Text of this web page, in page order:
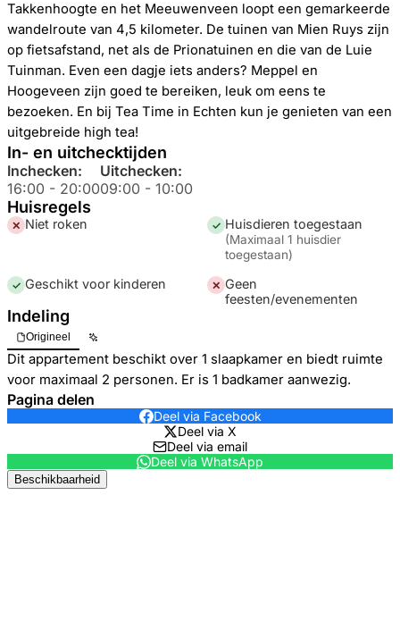
Takkenhoogte en het Meeuwenveen loopt een gemarkeerde
wandelroute van 4,5 kilometer. De tuinen van Mien Ruys zijn
op fietsafstand, net als de Prionatuinen en die van de Luie
Tuinman. Even een dagje iets anders? Meppel en
Hoogeveen zijn goed te bereiken, leuk om eens te
bezoeken. En bij Tea Time in Echten kun je genieten van een
uitgebreide high tea!
In- en uitchecktijden
Inchecken:
16:00 - 20:00
Uitchecken:
09:00 - 10:00
Huisregels
✕ Niet roken ✓ Huisdieren toegestaan
(Maximaal 1 huisdier
toegestaan)
✓ Geschikt voor kinderen ✕ Geen
feesten/evenementen
Indeling
Origineel
Dit appartement beschikt over 1 slaapkamer en biedt ruimte
voor maximaal 2 personen. Er is 1 badkamer aanwezig.
Pagina delen
Deel via Facebook
Deel via X
Deel via email
Deel via WhatsApp
Beschikbaarheid